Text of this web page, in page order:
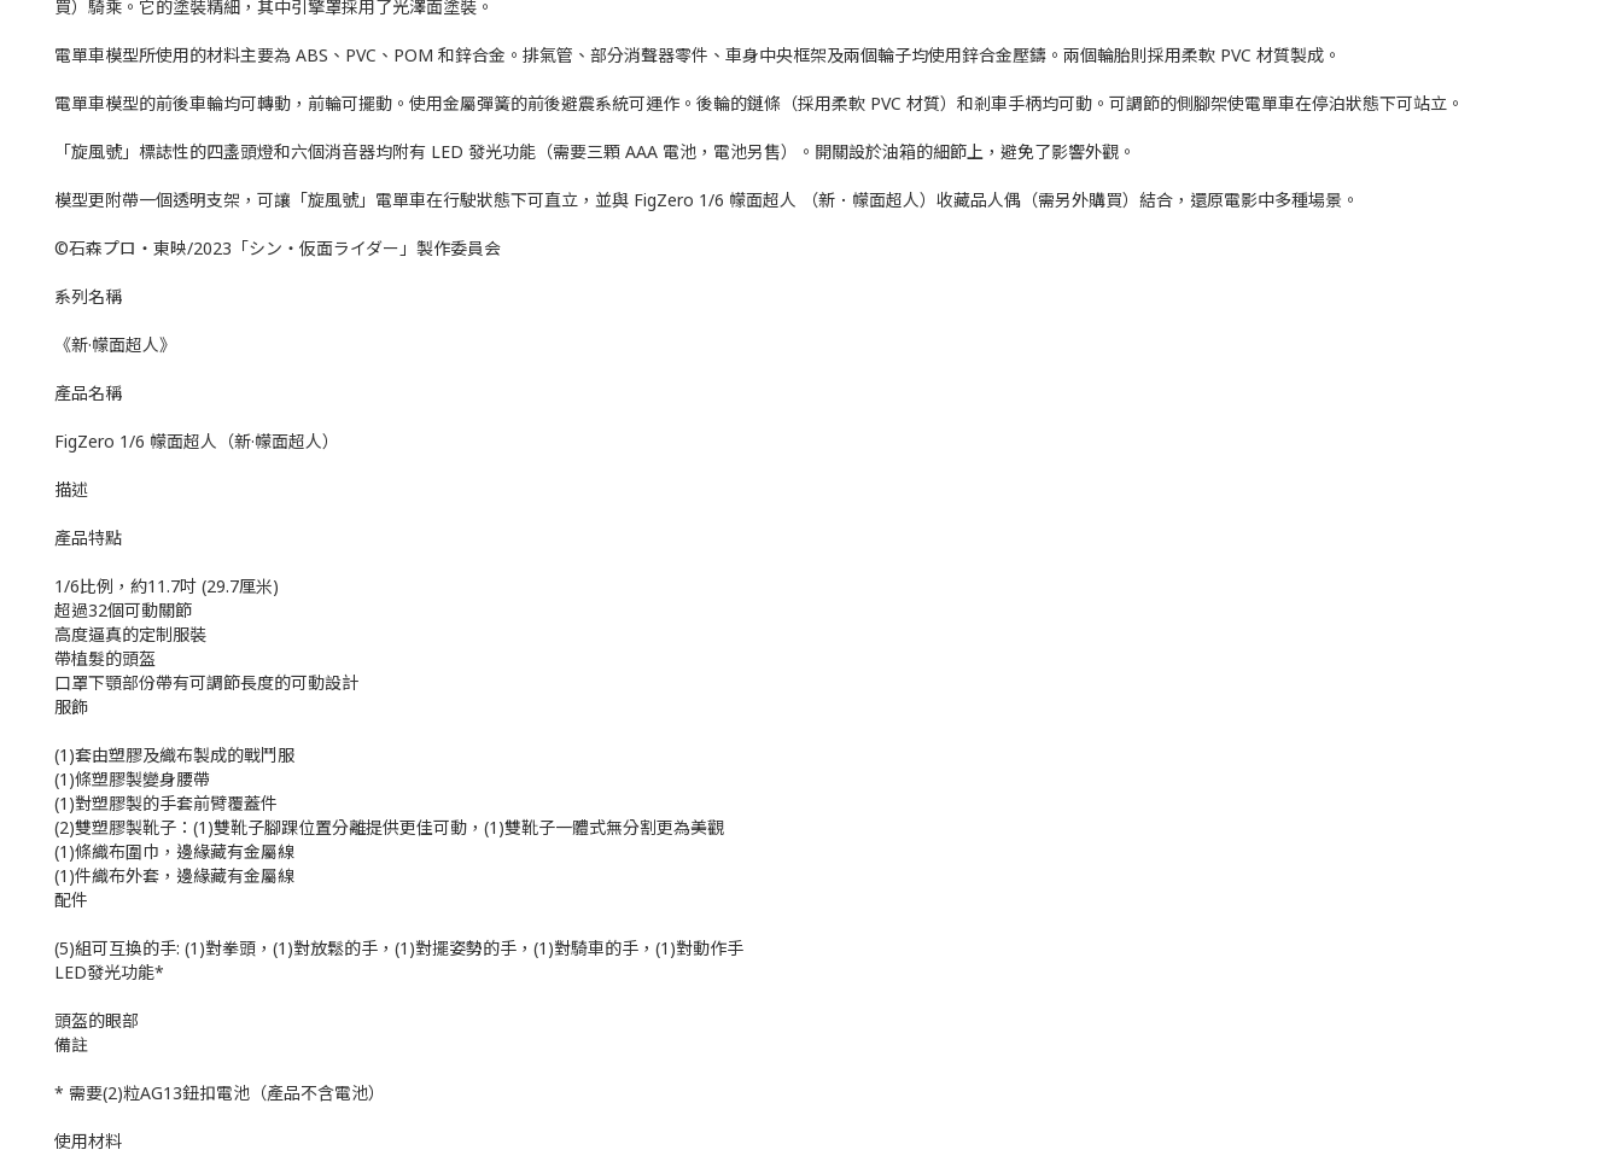
買）騎乘。它的塗裝精細，其中引擎罩採用了光澤面塗裝。
電單車模型所使用的材料主要為 ABS、PVC、POM 和鋅合金。排氣管、部分消聲器零件、車身中央框架及兩個輪子均使用鋅合金壓鑄。兩個輪胎則採用柔軟 PVC 材質製成。
電單車模型的前後車輪均可轉動，前輪可擺動。使用金屬彈簧的前後避震系統可運作。後輪的鏈條（採用柔軟 PVC 材質）和剎車手柄均可動。可調節的側腳架使電單車在停泊狀態下可站立。
「旋風號」標誌性的四盞頭燈和六個消音器均附有 LED 發光功能（需要三顆 AAA 電池，電池另售）。開關設於油箱的細節上，避免了影響外觀。
模型更附帶一個透明支架，可讓「旋風號」電單車在行駛狀態下可直立，並與 FigZero 1/6 幪面超人 （新．幪面超人）收藏品人偶（需另外購買）結合，還原電影中多種場景。
©石森プロ・東映/2023「シン・仮面ライダー」製作委員会
系列名稱
《新·幪面超人》
產品名稱
FigZero 1/6 幪面超人（新·幪面超人）
描述
產品特點
1/6比例，約11.7吋 (29.7厘米)
超過32個可動關節
高度逼真的定制服裝
帶植髮的頭盔
口罩下顎部份帶有可調節長度的可動設計
服飾
(1)套由塑膠及織布製成的戰鬥服
(1)條塑膠製變身腰帶
(1)對塑膠製的手套前臂覆蓋件
(2)雙塑膠製靴子：(1)雙靴子腳踝位置分離提供更佳可動，(1)雙靴子一體式無分割更為美觀
(1)條織布圍巾，邊緣藏有金屬線
(1)件織布外套，邊緣藏有金屬線
配件
(5)組可互換的手: (1)對拳頭，(1)對放鬆的手，(1)對擺姿勢的手，(1)對騎車的手，(1)對動作手
LED發光功能*
頭盔的眼部
備註
* 需要(2)粒AG13鈕扣電池（產品不含電池）
使用材料